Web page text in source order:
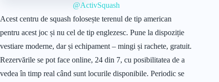
@ActivSquash
Acest centru de squash folosește terenul de tip american
pentru acest joc și nu cel de tip englezesc. Pune la dispoziție
vestiare moderne, dar și echipament – mingi și rachete, gratuit.
Rezervările se pot face online, 24 din 7, cu posibilitatea de a
vedea în timp real când sunt locurile disponibile. Periodic se